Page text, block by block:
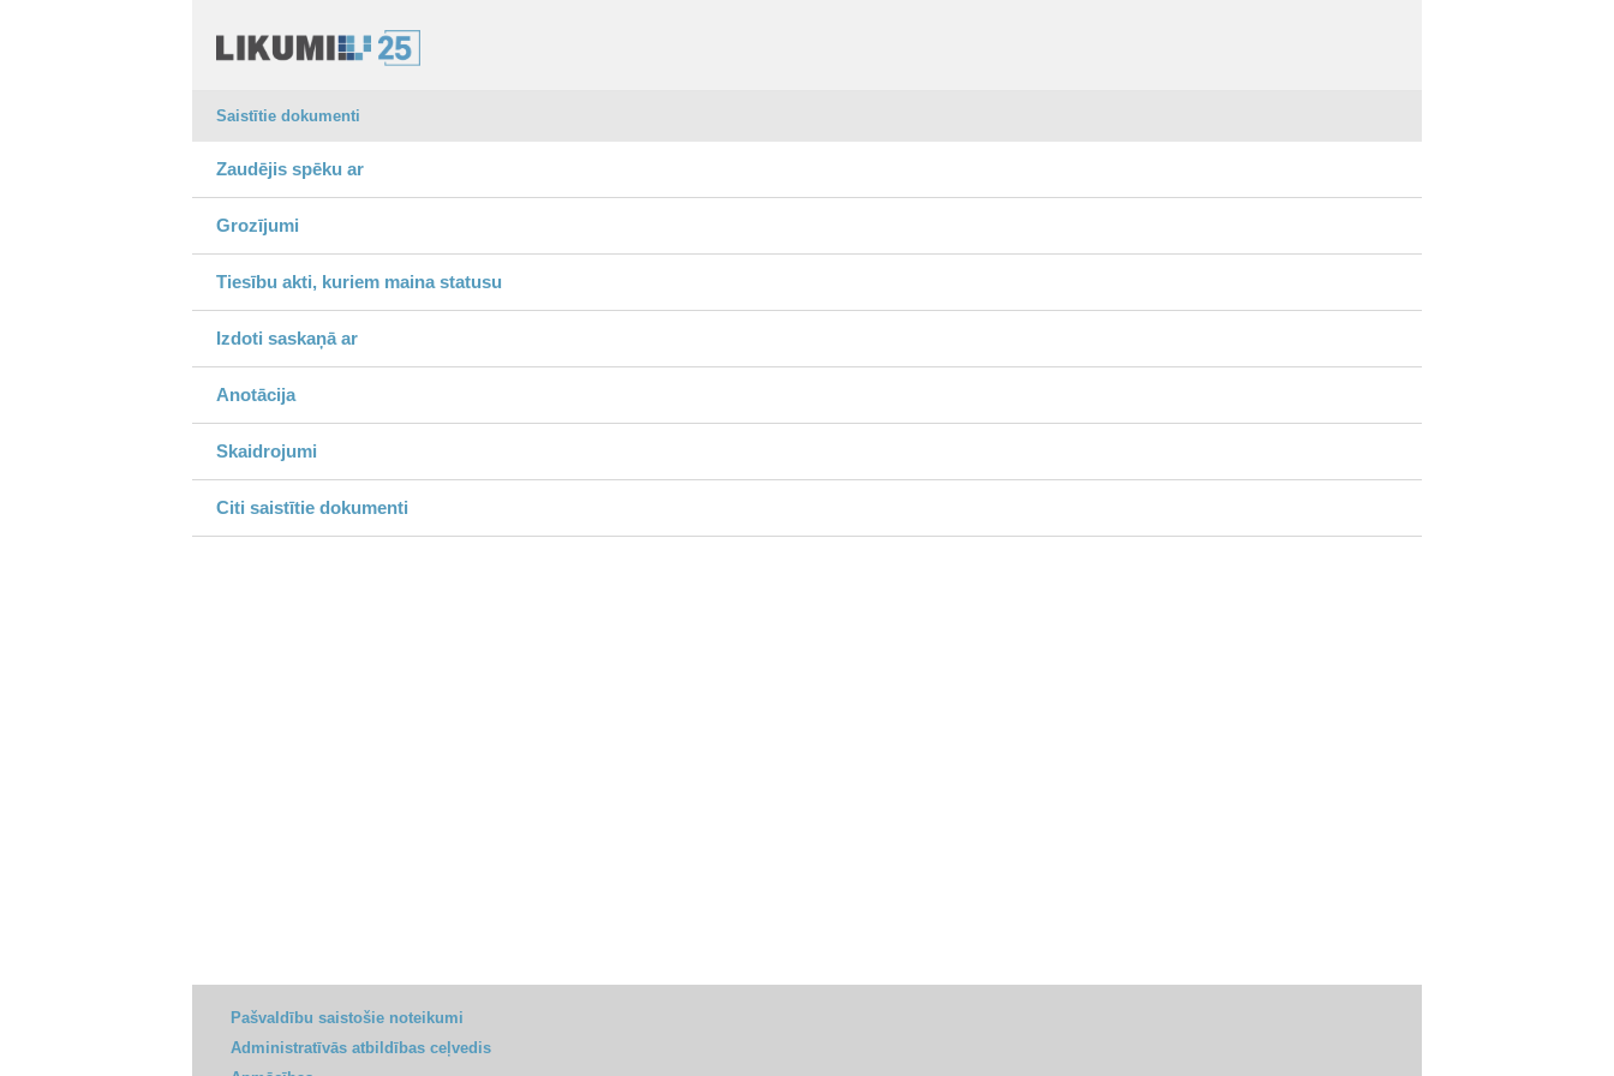
Saistītie dokumenti
Zaudējis spēku ar
Grozījumi
Tiesību akti, kuriem maina statusu
Izdoti saskaņā ar
Anotācija
Skaidrojumi
Citi saistītie dokumenti
Pašvaldību saistošie noteikumi
Administratīvās atbildības ceļvedis